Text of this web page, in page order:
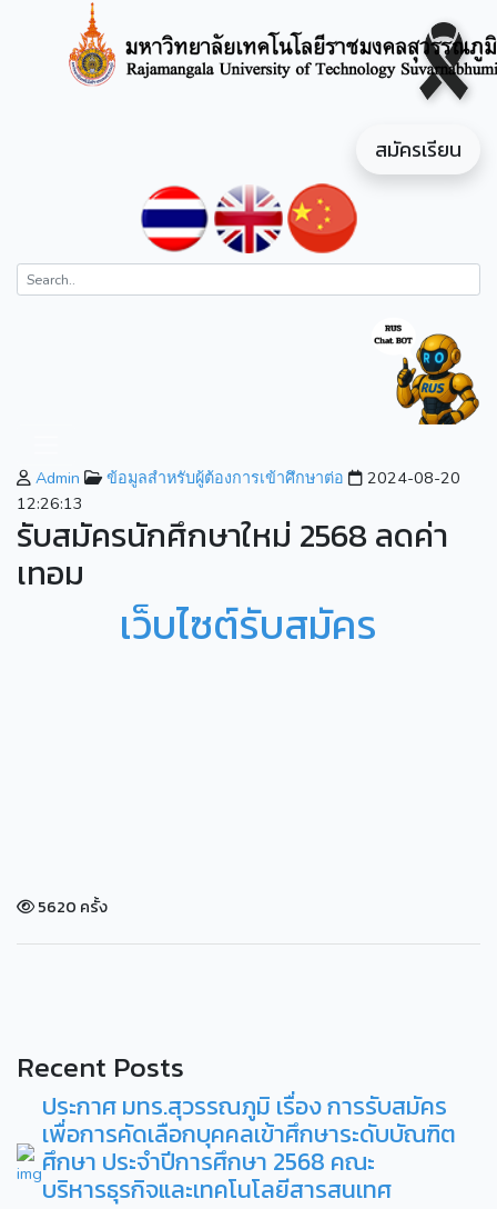
สมัครเรียน
Admin ข้อมูลสำหรับผู้ต้องการเข้าศึกษาต่อ
2024-08-20
12:26:13
รับสมัครนักศึกษาใหม่ 2568 ลดค่า
เทอม
เว็บไซต์รับสมัคร
5620 ครั้ง
Recent Posts
ประกาศ มทร.สุวรรณภูมิ เรื่อง การรับสมัคร
เพื่อการคัดเลือกบุคคลเข้าศึกษาระดับบัณฑิต
ศึกษา ประจำปีการศึกษา 2568 คณะ
บริหารธุรกิจและเทคโนโลยีสารสนเทศ